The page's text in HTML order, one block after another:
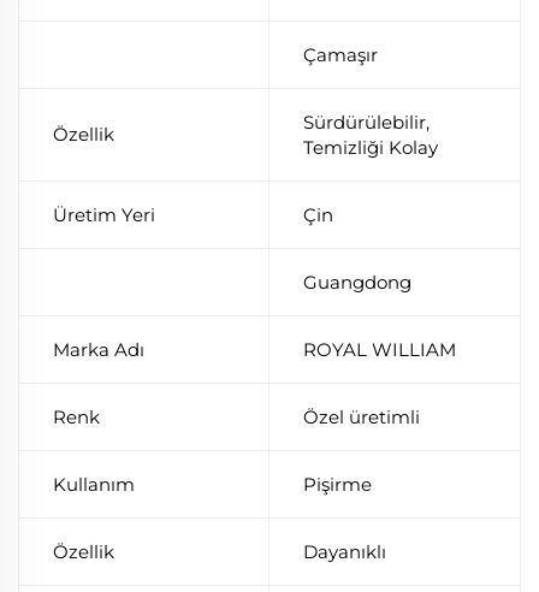
Çamaşır
Özellik
Sürdürülebilir,
Temizliği Kolay
Üretim Yeri Çin
Guangdong
Marka Adı ROYAL WILLIAM
Renk Özel üretimli
Kullanım Pişirme
Özellik Dayanıklı